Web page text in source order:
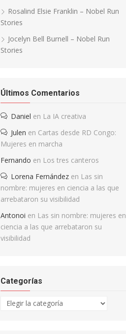
Rosalind Elsie Franklin – Nobel Run
Stories
Jocelyn Bell Burnell – Nobel Run
Stories
Últimos Comentarios
Daniel en La IA creativa
Julen en Cartas desde RD Congo:
Mujeres en marcha
Fernando en Los tres canteros
Lorena Fernández en Las sin
nombre: mujeres en ciencia a las que
arrebataron su visibilidad
Antonoi en Las sin nombre: mujeres en
ciencia a las que arrebataron su
visibilidad
Categorías
Categorías